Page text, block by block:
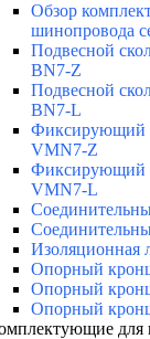
Обзор
шинопровода
Подвесной
BN7-Z
Подвесной
BN7-L
Фиксирующий
VMN7-Z
Фиксирующий
VMN7-L
Изоляционная
Опорный
Опорный
Опорный
для